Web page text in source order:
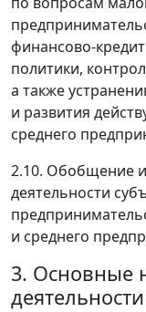
финансово-
политики,
а также
и развития
среднего
2.10. Обобщение
деятельности
и среднего
3. Основные